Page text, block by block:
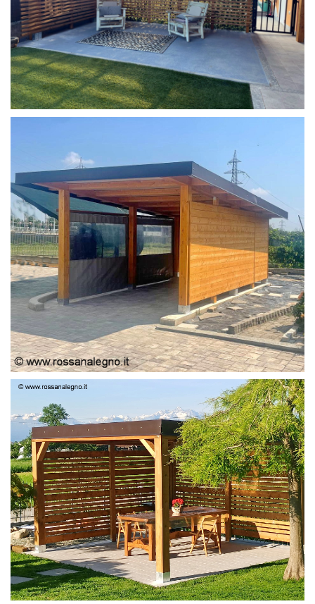
COPERTURA MOBILE 2 AUTO
PERGOLA
PERGOLA 4X4